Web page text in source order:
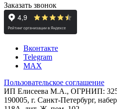
Заказать звонок
Вконтакте
Telegram
MAX
Пользовательское соглашение
ИП Елисеева М.А., ОГРНИП:
190005, г. Санкт-Петербург,